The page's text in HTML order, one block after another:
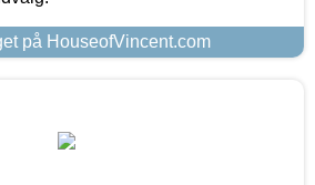
på HouseofVincent.com